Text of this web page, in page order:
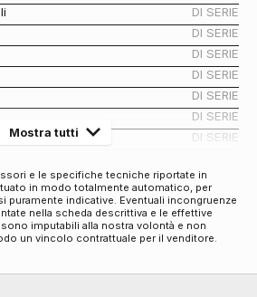
DI SERIE
DI SERIE
DI SERIE
DI SERIE
DI SERIE
DI SERIE
DI SERIE
DI SERIE
DI SERIE
DI SERIE
Mostra tutti
e le specifiche tecniche riportate in
in modo totalmente automatico, per
puramente indicative. Eventuali incongruenze
nella scheda descrittiva e le effettive
imputabili alla nostra volontà e non
un vincolo contrattuale per il venditore.